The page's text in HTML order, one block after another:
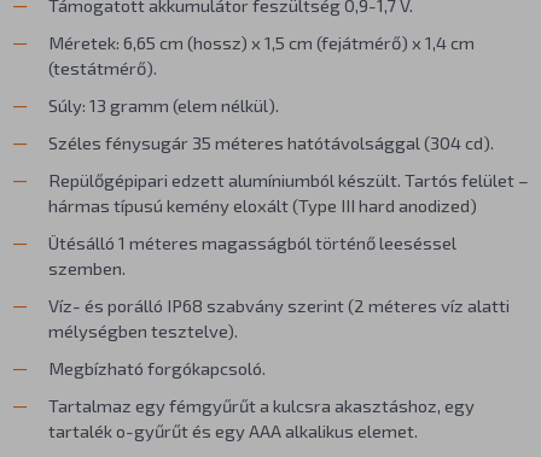
Támogatott akkumulátor feszültség 0,9-1,7 V.
Méretek: 6,65 cm (hossz) x 1,5 cm (fejátmérő) x 1,4 cm
(testátmérő).
Súly: 13 gramm (elem nélkül).
Széles fénysugár 35 méteres hatótávolsággal (304 cd).
Repülőgépipari edzett alumíniumból készült. Tartós felület –
hármas típusú kemény eloxált (Type III hard anodized)
Ütésálló 1 méteres magasságból történő leeséssel
szemben.
Víz- és porálló IP68 szabvány szerint (2 méteres víz alatti
mélységben tesztelve).
Megbízható forgókapcsoló.
Tartalmaz egy fémgyűrűt a kulcsra akasztáshoz, egy
tartalék o-gyűrűt és egy AAA alkalikus elemet.